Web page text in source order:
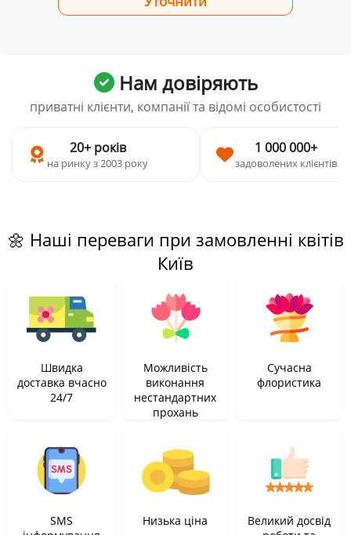
Нам довіряють
приватні клієнти, компанії та відомі особистості
20+ років
на ринку з 2003 року
1 000 000+
задоволених клієнтів
🌼 Наші переваги при замовленні квітів
Київ
Швидка
доставка вчасно
24/7
Можливість
виконання
нестандартних
прохань
Сучасна
флористика
SMS
Низька ціна
Великий досвід